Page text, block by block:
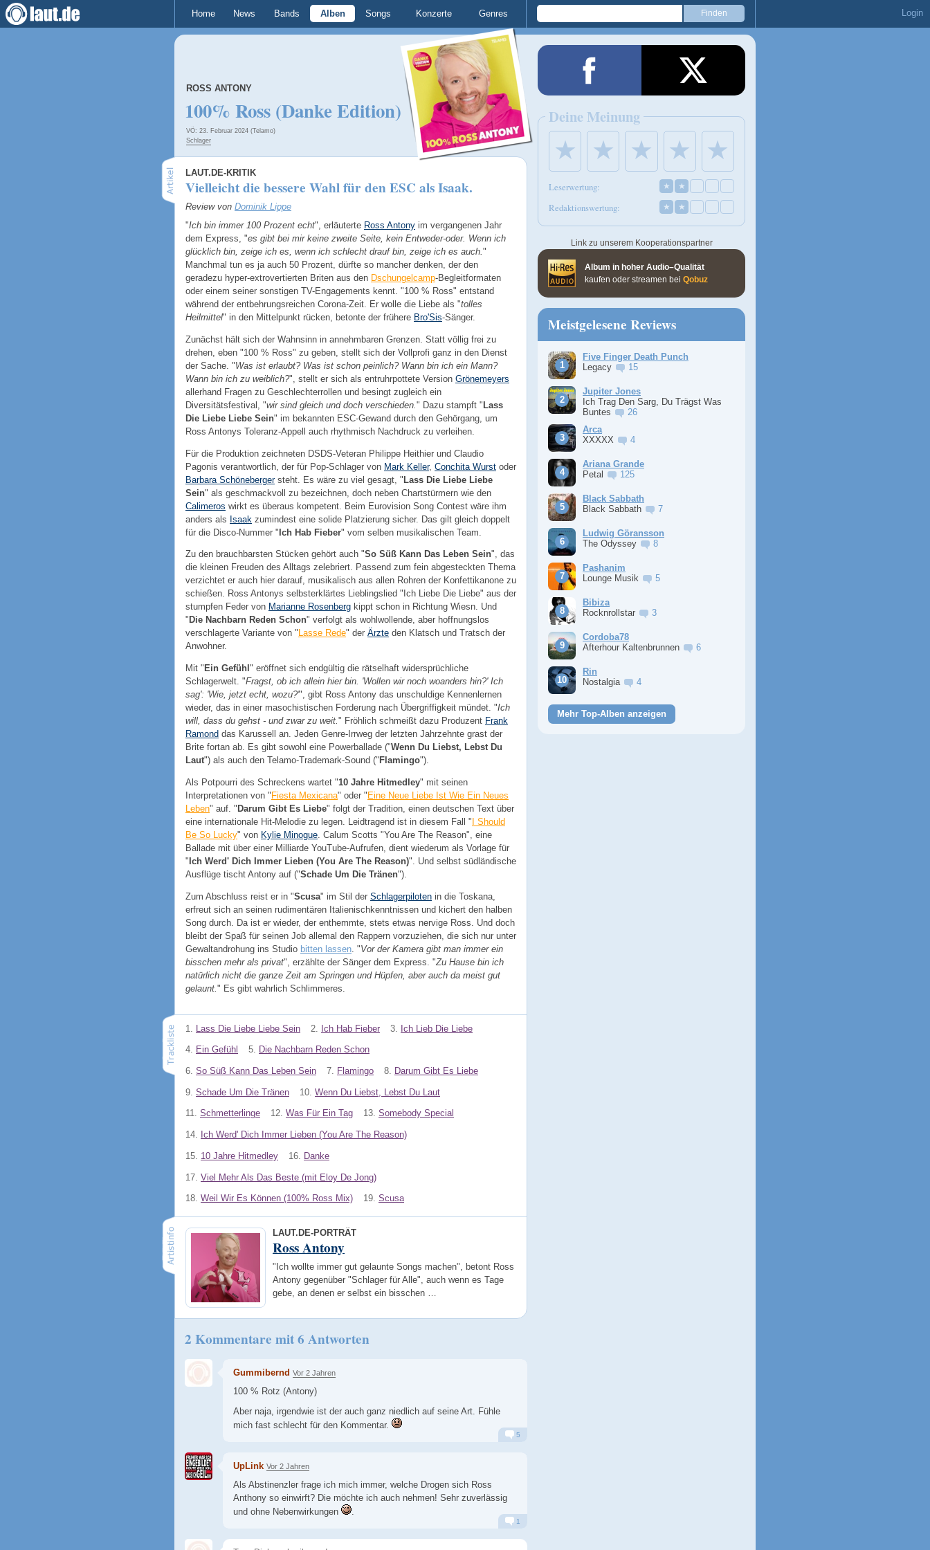
Home News Bands Alben Songs Konzerte Genres Login
ROSS ANTONY
100% Ross (Danke Edition)
VÖ: 23. Februar 2024 (Telamo)
Schlager
LAUT.DE-KRITIK
Vielleicht die bessere Wahl für den ESC als Isaak.
Review von Dominik Lippe
"Ich bin immer 100 Prozent echt", erläuterte Ross Antony im vergangenen Jahr
dem Express, "es gibt bei mir keine zweite Seite, kein Entweder-oder. Wenn ich
glücklich bin, zeige ich es, wenn ich schlecht drauf bin, zeige ich es auch."
Manchmal tun es ja auch 50 Prozent, dürfte so mancher denken, der den
geradezu hyper-extrovertierten Briten aus den Dschungelcamp-Begleitformaten
oder einem seiner sonstigen TV-Engagements kennt. "100 % Ross" entstand
während der entbehrungsreichen Corona-Zeit. Er wolle die Liebe als "tolles
Heilmittel" in den Mittelpunkt rücken, betonte der frühere Bro'Sis-Sänger.
Zunächst hält sich der Wahnsinn in annehmbaren Grenzen. Statt völlig frei zu
drehen, eben "100 % Ross" zu geben, stellt sich der Vollprofi ganz in den Dienst
der Sache. "Was ist erlaubt? Was ist schon peinlich? Wann bin ich ein Mann?
Wann bin ich zu weiblich?", stellt er sich als entruhrpottete Version Grönemeyers
allerhand Fragen zu Geschlechterrollen und besingt zugleich ein
Diversitätsfestival, "wir sind gleich und doch verschieden. " Dazu stampft " Lass
Die Liebe Liebe Sein" im bekannten ESC-Gewand durch den Gehörgang, um
Ross Antonys Toleranz-Appell auch rhythmisch Nachdruck zu verleihen.
Für die Produktion zeichneten DSDS-Veteran Philippe Heithier und Claudio
Pagonis verantwortlich, der für Pop-Schlager von Mark Keller, Conchita Wurst oder
Barbara Schönebergersteht. Es wäre zu viel gesagt, "Lass Die Liebe Liebe
Sein" als geschmackvoll zu bezeichnen, doch neben Chartstürmern wie den
Calimeros wirkt es überaus kompetent. Beim Eurovision Song Contest wäre ihm
anders als Isaak zumindest eine solide Platzierung sicher. Das gilt gleich doppelt
für die Disco-Nummer "Ich Hab Fieber" vom selben musikalischen Team.
Zu den brauchbarsten Stücken gehört auch "So Süß Kann Das Leben Sein", das
die kleinen Freuden des Alltags zelebriert. Passend zum fein abgesteckten Thema
verzichtet er auch hier darauf, musikalisch aus allen Rohren der Konfettikanone zu
schießen. Ross Antonys selbsterklärtes Lieblingslied "Ich Liebe Die Liebe" aus der
stumpfen Feder von Marianne Rosenberg kippt schon in Richtung Wiesn. Und
" Die Nachbarn Reden Schon" verfolgt als wohlwollende, aber hoffnungslos
verschlagerte Variante von " Lasse Rede" der Ärzte den Klatsch und Tratsch der
Anwohner.
Mit " Ein Gefühl " eröffnet sich endgültig die rätselhaft widersprüchliche
Schlagerwelt. "Fragst, ob ich allein hier bin. 'Wollen wir noch woanders hin?' Ich
sag': 'Wie, jetzt echt, wozu?'", gibt Ross Antony das unschuldige Kennenlernen
wieder, das in einer masochistischen Forderung nach Übergriffigkeit mündet. "Ich
will, dass du gehst - und zwar zu weit." Fröhlich schmeißt dazu Produzent Frank
Ramond das Karussell an. Jeden Genre-Irrweg der letzten Jahrzehnte grast der
Brite fortan ab. Es gibt sowohl eine Powerballade ("Wenn Du Liebst, Lebst Du
Laut") als auch den Telamo-Trademark-Sound (" Flamingo").
Als Potpourri des Schreckens wartet "10 Jahre Hitmedley" mit seinen
Interpretationen von " Fiesta Mexicana" oder " Eine Neue Liebe Ist Wie Ein Neues
Leben" auf. " Darum Gibt Es Liebe" folgt der Tradition, einen deutschen Text über
eine internationale Hit-Melodie zu legen. Leidtragend ist in diesem Fall " I Should
Be So Lucky" von Kylie Minogue . Calum Scotts "You Are The Reason", eine
Ballade mit über einer Milliarde YouTube-Aufrufen, dient wiederum als Vorlage für
" Ich Werd' Dich Immer Lieben (You Are The Reason)". Und selbst südländische
Ausflüge tischt Antony auf ("Schade Um Die Tränen").
Zum Abschluss reist er in "Scusa" im Stil der Schlagerpiloten in die Toskana,
erfreut sich an seinen rudimentären Italienischkenntnissen und kichert den halben
Song durch. Da ist er wieder, der enthemmte, stets etwas nervige Ross. Und doch
bleibt der Spaß für seinen Job allemal den Rappern vorzuziehen, die sich nur unter
Gewaltandrohung ins Studio bitten lassen . "Vor der Kamera gibt man immer ein
bisschen mehr als privat", erzählte der Sänger dem Express. "Zu Hause bin ich
natürlich nicht die ganze Zeit am Springen und Hüpfen, aber auch da meist gut
gelaunt. " Es gibt wahrlich Schlimmeres.
1. Lass Die Liebe Liebe Sein 2. Ich Hab Fieber 3. Ich Lieb Die Liebe
4. Ein Gefühl 5. Die Nachbarn Reden Schon
6. So Süß Kann Das Leben Sein 7. Flamingo 8. Darum Gibt Es Liebe
9. Schade Um Die Tränen 10. Wenn Du Liebst, Lebst Du Laut
11. Schmetterlinge 12. Was Für Ein Tag 13. Somebody Special
14. Ich Werd' Dich Immer Lieben (You Are The Reason)
15. 10 Jahre Hitmedley 16. Danke
17. Viel Mehr Als Das Beste (mit Eloy De Jong)
18. Weil Wir Es Können (100% Ross Mix) 19. Scusa
LAUT.DE-PORTRÄT
Ross Antony
"Ich wollte immer gut gelaunte Songs machen", betont Ross
Antony gegenüber "Schlager für Alle", auch wenn es Tage
gebe, an denen er selbst ein bisschen …
2 Kommentare mit 6 Antworten
Gummibernd Vor 2 Jahren
100 % Rotz (Antony)
Aber naja, irgendwie ist der auch ganz niedlich auf seine Art. Fühle
mich fast schlecht für den Kommentar.
5
UpLink Vor 2 Jahren
Als Abstinenzler frage ich mich immer, welche Drogen sich Ross
Anthony so einwirft? Die möchte ich auch nehmen! Sehr zuverlässig
und ohne Nebenwirkungen
.
Alarm Antworten
1
Deine Meinung
★ ★ ★ ★ ★
Leserwertung: ★ ★
Redaktionswertung: ★ ★
Link zu unserem Kooperationspartner
Album in hoher Audio–Qualität
kaufen oder streamen bei Qobuz
Meistgelesene Reviews
Five Finger Death Punch
Legacy
15
Jupiter Jones
Ich Trag Den Sarg, Du Trägst Was
Buntes
26
Arca
XXXXX
4
Ariana Grande
Petal
125
Black Sabbath
Black Sabbath
7
Ludwig Göransson
The Odyssey
8
Pashanim
Lounge Musik
5
Bibiza
Rocknrollstar
3
Cordoba78
Afterhour Kaltenbrunnen
6
Rin
Nostalgia
4
Mehr Top-Alben anzeigen